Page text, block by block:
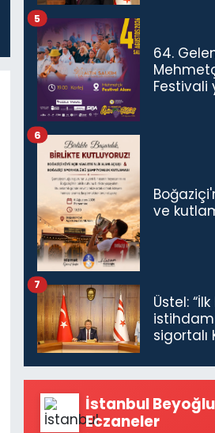
64.
Festivali
5
ve
6
Üstel: “İlk
sigortalı
maaş
bin TL'ye
7
İstanbul
Eczaneler